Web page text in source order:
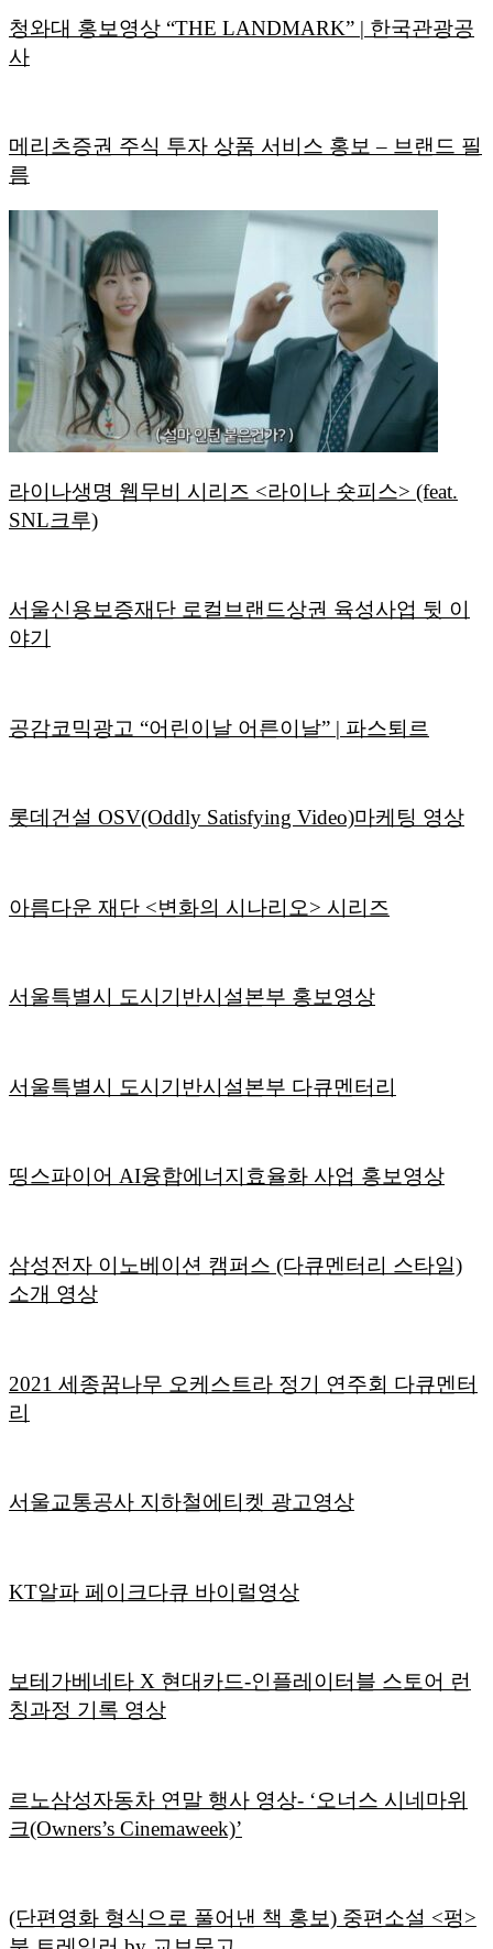
청와대 홍보영상 “THE LANDMARK” | 한국관광공
사
메리츠증권 주식 투자 상품 서비스 홍보 – 브랜드 필
름
라이나생명 웹무비 시리즈 <라이나 숏피스> (feat.
SNL크루)
서울신용보증재단 로컬브랜드상권 육성사업 뒷 이
야기
공감코믹광고 “어린이날 어른이날” | 파스퇴르
롯데건설 OSV(Oddly Satisfying Video)마케팅 영상
아름다운 재단 <변화의 시나리오> 시리즈
서울특별시 도시기반시설본부 홍보영상
서울특별시 도시기반시설본부 다큐멘터리
띵스파이어 AI융합에너지효율화 사업 홍보영상
삼성전자 이노베이션 캠퍼스 (다큐멘터리 스타일)
소개 영상
2021 세종꿈나무 오케스트라 정기 연주회 다큐멘터
리
서울교통공사 지하철에티켓 광고영상
KT알파 페이크다큐 바이럴영상
보테가베네타 X 현대카드-인플레이터블 스토어 런
칭과정 기록 영상
르노삼성자동차 연말 행사 영상- ‘오너스 시네마위
크(Owners’s Cinemaweek)’
(단편영화 형식으로 풀어낸 책 홍보) 중편소설 <펑>